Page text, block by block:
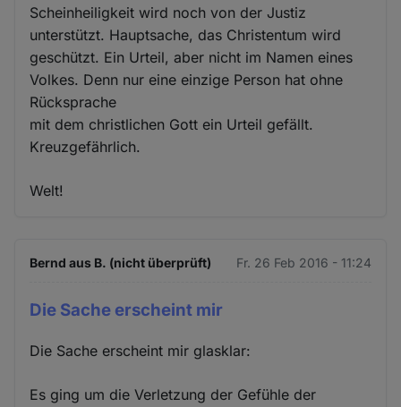
Scheinheiligkeit wird noch von der Justiz
unterstützt. Hauptsache, das Christentum wird
geschützt. Ein Urteil, aber nicht im Namen eines
Volkes. Denn nur eine einzige Person hat ohne
Rücksprache
mit dem christlichen Gott ein Urteil gefällt.
Kreuzgefährlich.
Welt!
Bernd aus B. (nicht überprüft) Fr. 26 Feb 2016 - 11:24
Die Sache erscheint mir
Die Sache erscheint mir glasklar:
Es ging um die Verletzung der Gefühle der